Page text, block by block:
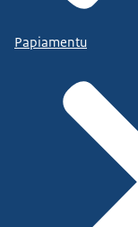
Papiamentu